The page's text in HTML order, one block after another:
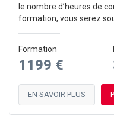
le nombre d’heures de
formation, vous serez
Formation
1199 €
EN SAVOIR PLUS